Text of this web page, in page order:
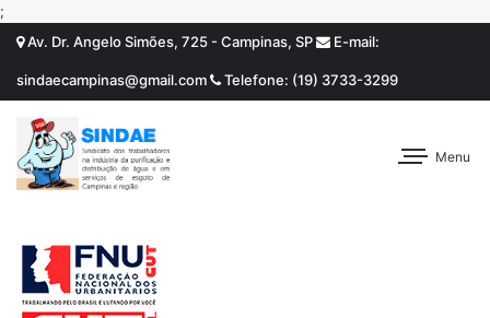
;
Av. Dr. Angelo Simões, 725 - Campinas, SP
E-mail:
sindaecampinas@gmail.com Telefone: (19) 3733-3299
Menu